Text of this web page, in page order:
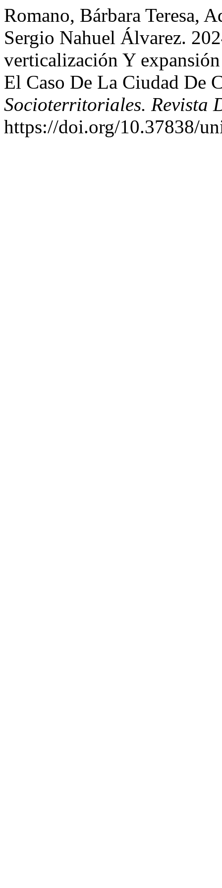
Romano, Bárbara Teresa,
Sergio Nahuel Álvarez.
verticalización Y
El Caso De La Ciudad De
Socioterritoriales. Revista
https://doi.org/10.37838/